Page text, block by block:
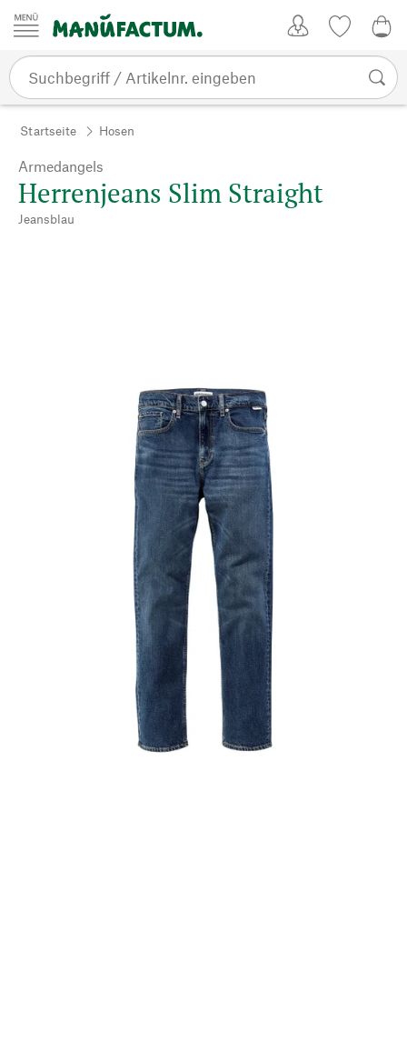
Zum Inhalt springen
Startseite Hosen
Armedangels
Herrenjeans Slim Straight
Jeansblau